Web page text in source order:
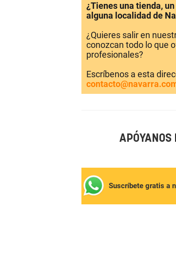
¿Tienes una tienda,
alguna localidad de
¿Quieres salir en
conozcan todo lo que
profesionales?
Escríbenos a esta
APÓYANOS
Suscríbete gratis a